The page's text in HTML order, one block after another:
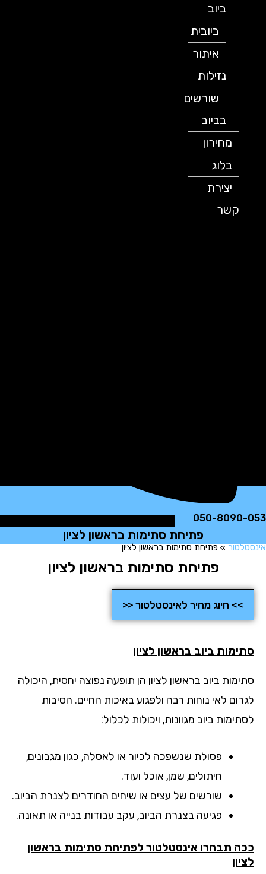
ביובית
איתור
נזילות
שורשים
בביוב
מחירון
יצירת
קשר
050-
פתיחת סתימות בראשון לציון
»פתיחת סתימות בראשון לציון
פתיחת סתימות בראשון לציון
>> חיוג מהיר לאינסטלטור <<
ביובבראשון לציון
ביוב בראשון לציון הן תופעה נפוצה יחסית, היכולה
לאי נוחות רבה ולפגוע באיכות החיים. הסיבות
ביוב מגוונות, ויכולות לכלול:
פסולת שנשפכה לכיור או לאסלה, כגון מגבונים,
חיתולים, שמן, אוכל ועוד.
שורשים של עצים או שיחים החודרים לצנרת הביוב.
פגיעה בצנרת הביוב, עקב עבודות בנייה או תאונה.
תבחרו אינסטלטור לפתיחת סתימות בראשון